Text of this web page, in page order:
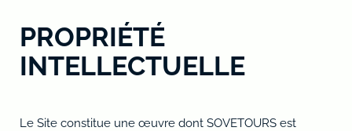
PROPRIÉTÉ
INTELLECTUELLE
Le Site constitue une œuvre dont SOVETOURS est